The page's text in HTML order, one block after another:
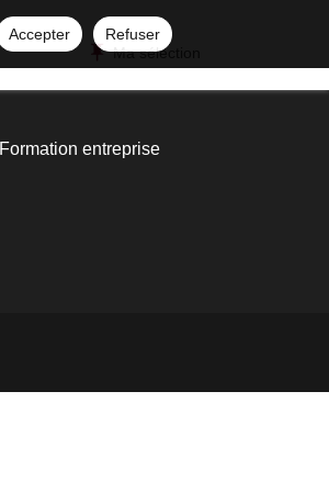
Accepter
Refuser
Ma sélection
Formation entreprise